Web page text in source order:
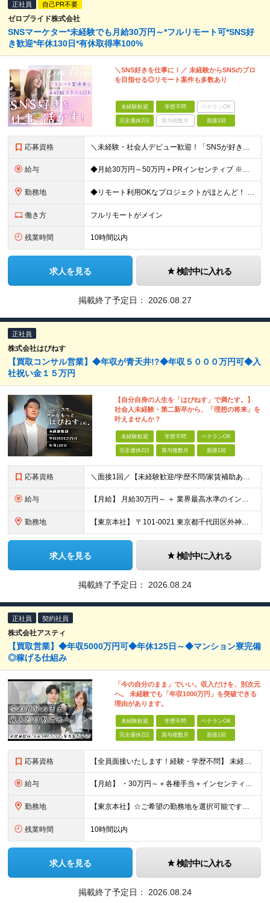
正社員 自己PR不要
ゼロプライド株式会社
SNSマーケター*未経験でも月給30万円～*フルリモート可*SNS好
き歓迎*年休130日*有休取得率100%
＼SNS好きを仕事に！／ 未経験からSNSのプロ
を目指せる◎リモート案件も多数あり
未経験歓迎 学歴不問 ベテランOK
完全週休2日 賞与複数月 面接1回
応募資格 ＼未経験・社会人デビュー歓迎！「SNSが好き」という志望動機も歓迎／ ◆学歴不問 ◎意欲・人柄重視の採用です！ ◎応募にあたって必須の条件はありません！ ┗社会人経験がない ┗ブランクがある という
給与 ◆月給30万円～50万円＋PRインセンティブ ※経験・能力などを考慮の上、決定いたします ※月給には固定残業代（月3万121円/15時間分）を含みます ┗超過分は別途支給 ┗残業が0時間の場合も全額支
勤務地 ◆リモート利用OKなプロジェクトがほとんど！ ◆フルリモート（完全在宅）OKなプロジェクトも！ ☆★全国で採用中★☆ 本社（東京都港区）または 全国（47都道府県）の プロジェクト先の勤務となります
働き方 フルリモートがメイン
残業時間 10時間以内
求人を見る 検討中に入れる
掲載終了予定日： 2026.08.27
正社員
株式会社はぴねす
【買取コンサル営業】◆年収が青天井!?◆年収５０００万円可◆入
社祝い金１５万円
【自分自身の人生を「はぴねす」で満たす。】
社会人未経験・第二新卒から、「理想の将来」を
叶えませんか？
未経験歓迎 学歴不問 ベテランOK
完全週休2日 賞与複数月 面接1回
応募資格 ＼面接1回／【未経験歓迎/学歴不問/家賃補助あり】 社会人デビューや、ここからのキャリアアップを実現したい方 人柄を重視した採用を行っています。 書類選考は厳格ではなく、面接は基本1回！ スピーディ
給与 【月給】 月給30万円～ ＋ 業界最高水準のインセンティブ ＋ 各種手当 「稼がせたい」という会社の想いから、還元率は粗利の10～28％に設定。 頑張りがそのまま月収に直結する、嘘のない給与体系です
勤務地 【東京本社】 〒101-0021 東京都千代田区外神田5-2-3 ┗最寄駅：御徒町駅／秋葉原駅 ┗受動喫煙対策：屋内禁煙 ■その他：神奈川県、埼玉県、千葉県や全国への出張もあり ※転居を伴う転勤は
求人を見る 検討中に入れる
掲載終了予定日： 2026.08.24
正社員 契約社員
株式会社アスティ
【買取営業】◆年収5000万円可◆年休125日～◆マンション寮完備
◎稼げる仕組み
「今の自分のまま」でいい。収入だけを、別次元
へ。 未経験でも「年収1000万円」を突破できる
理由があります。
未経験歓迎 学歴不問 ベテランOK
完全週休2日 賞与複数月 面接1回
応募資格 【全員面接いたします！経験・学歴不問】 未経験から稼ぎたい人＜第二新卒・社会人デビュー歓迎＞ ☆職種・業種未経験歓迎！未経験から稼げる環境です。 ◇人柄・意欲重視の選考！◇ 面接はお互いのことを知
給与 【月給】 ・30万円～＋各種手当＋インセンティブ ・試用期間(6ヶ月) ※固定残業代は、時間外労働の有無に関わらず月34時間分を月5.6万円支給 ※上記を超える時間外労働分は追加で支給 ※試用期間中の
勤務地 【東京本社】☆ご希望の勤務地を選択可能です！U・Iターン歓迎 〒171-0021 東京都豊島区西池袋２丁目３９－８ ■新宿営業所 「新宿御苑前駅」より徒歩5分、「新宿三丁目駅」より徒歩8分 東京都新
残業時間 10時間以内
求人を見る 検討中に入れる
掲載終了予定日： 2026.08.24